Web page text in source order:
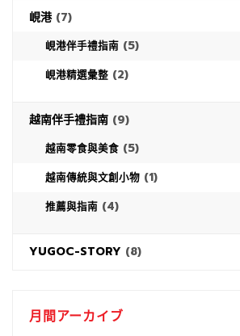
峴港(7)
峴港伴手禮指南 (5)
峴港精選彙整 (2)
越南伴手禮指南 (9)
越南零食與美食 (5)
越南傳統與文創小物 (1)
推薦與指南 (4)
YUGOC-STORY (8)
月間アーカイブ